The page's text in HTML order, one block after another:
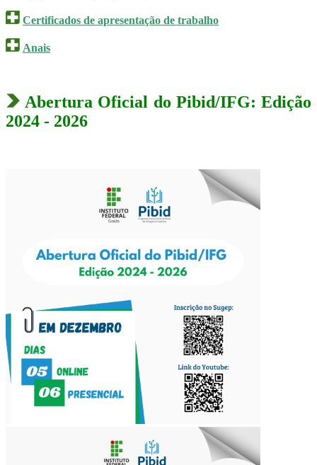
Certificados de apresentação de trabalho
Anais
Abertura Oficial do Pibid/IFG: Edição
2024 - 2026